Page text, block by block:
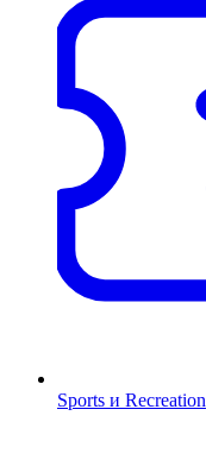
Sports и Recreation